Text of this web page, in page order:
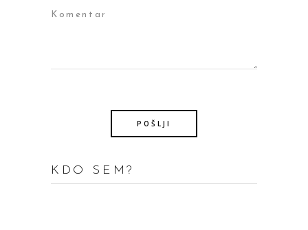
KDO SEM?